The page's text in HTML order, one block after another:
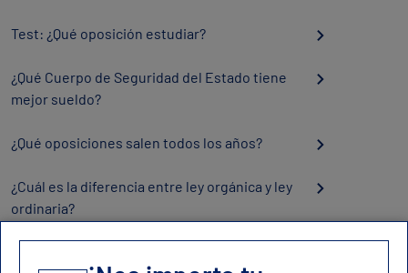
Test: ¿Qué oposición estudiar?
¿Qué Cuerpo de Seguridad del Estado tiene
mejor sueldo?
¿Qué oposiciones salen todos los años?
¿Cuál es la diferencia entre ley orgánica y ley
ordinaria?